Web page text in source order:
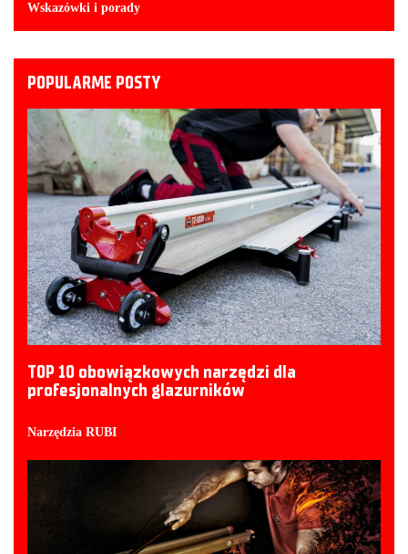
Wskazówki i porady
POPULARME POSTY
TOP 10 obowiązkowych narzędzi dla
profesjonalnych glazurników
Narzędzia RUBI